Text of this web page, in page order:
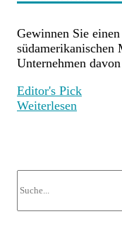
Gewinnen Sie
Unternehmen
Editor's Pick
Weiterlesen
Dies ist ein